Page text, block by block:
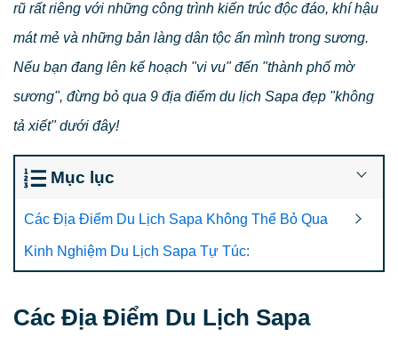
rũ rất riêng với những công trình kiến trúc độc đáo, khí hậu
mát mẻ và những bản làng dân tộc ẩn mình trong sương.
Nếu bạn đang lên kế hoạch "vi vu" đến "thành phố mờ
sương", đừng bỏ qua 9 địa điểm du lịch Sapa đẹp "không
tả xiết" dưới đây!
Mục lục
Các Địa Điểm Du Lịch Sapa Không Thể Bỏ Qua
Kinh Nghiệm Du Lịch Sapa Tự Túc:
Các Địa Điểm Du Lịch Sapa